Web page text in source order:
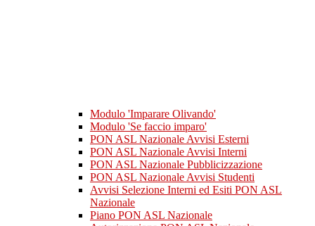
Modulo 'Imparare Olivando'
Modulo 'Se faccio imparo'
PON ASL Nazionale Avvisi Esterni
PON ASL Nazionale Avvisi Interni
PON ASL Nazionale Pubblicizzazione
PON ASL Nazionale Avvisi Studenti
Avvisi Selezione Interni ed Esiti PON ASL
Nazionale
Piano PON ASL Nazionale